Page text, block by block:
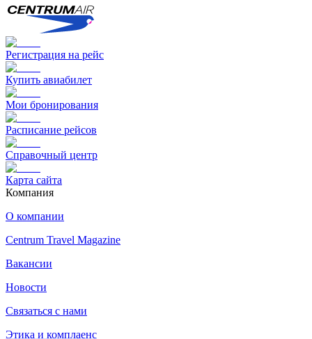
Регистрация на рейс
Купить авиабилет
Мои бронирования
Расписание рейсов
Справочный центр
Карта сайта
Компания
О компании
Centrum Travel Magazine
Вакансии
Новости
Связаться с нами
Этика и комплаенс